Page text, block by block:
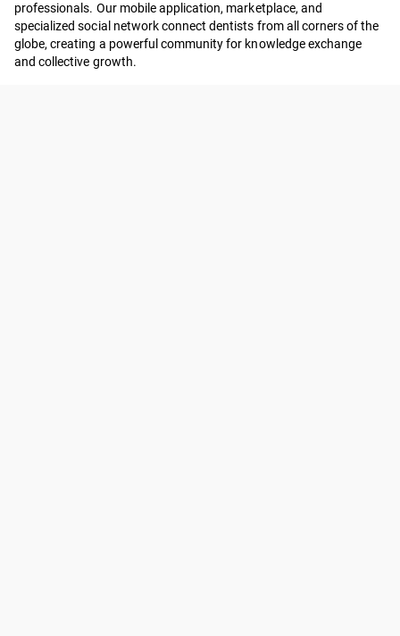
professionals. Our mobile application, marketplace, and
specialized social network connect dentists from all corners of the
globe, creating a powerful community for knowledge exchange
and collective growth.